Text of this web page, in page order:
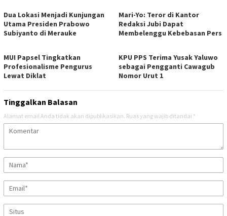
Dua Lokasi Menjadi Kunjungan
Utama Presiden Prabowo
Subiyanto di Merauke
Mari-Yo: Teror di Kantor
Redaksi Jubi Dapat
Membelenggu Kebebasan Pers
MUI Papsel Tingkatkan
Profesionalisme Pengurus
Lewat Diklat
KPU PPS Terima Yusak Yaluwo
sebagai Pengganti Cawagub
Nomor Urut 1
Tinggalkan Balasan
Alamat email Anda tidak akan dipublikasikan. Ruas yang wajib ditandai *